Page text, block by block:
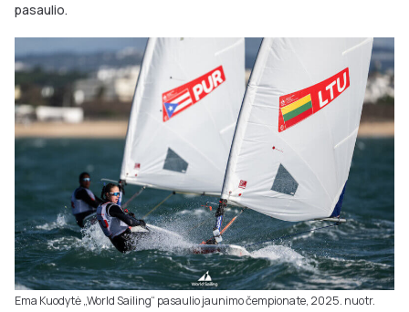
pasaulio.
Ema Kuodytė „World Sailing“ pasaulio jaunimo čempionate, 2025. nuotr.